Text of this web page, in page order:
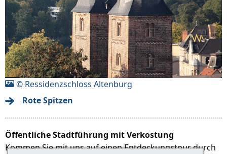
© Ressidenzschloss Altenburg
Rote Spitzen
Öffentliche Stadtführung mit Verkostung
Kommen Sie mit uns auf einen Entdeckungstour durch